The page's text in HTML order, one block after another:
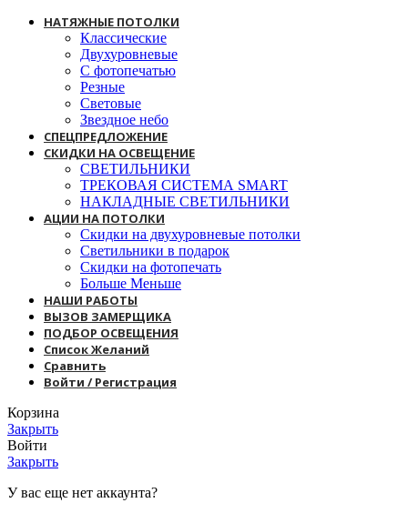
НАТЯЖНЫЕ ПОТОЛКИ
Классические
Двухуровневые
С фотопечатью
Резные
Световые
Звездное небо
СПЕЦПРЕДЛОЖЕНИЕ
СКИДКИ НА ОСВЕЩЕНИЕ
СВЕТИЛЬНИКИ
ТРЕКОВАЯ СИСТЕМА SMART
НАКЛАДНЫЕ СВЕТИЛЬНИКИ
АЦИИ НА ПОТОЛКИ
Скидки на двухуровневые потолки
Светильники в подарок
Скидки на фотопечать
Больше Меньше
НАШИ РАБОТЫ
ВЫЗОВ ЗАМЕРЩИКА
ПОДБОР ОСВЕЩЕНИЯ
Список Желаний
Сравнить
Войти / Регистрация
Корзина
Закрыть
Войти
Закрыть
У вас еще нет аккаунта?